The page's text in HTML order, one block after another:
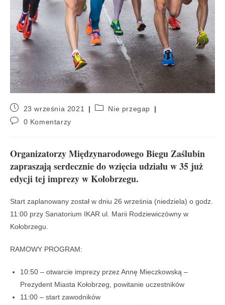
23 września 2021
Nie przegap
0 Komentarzy
Organizatorzy Międzynarodowego Biegu Zaślubin
zapraszają serdecznie do wzięcia udziału w 35 już
edycji tej imprezy w Kołobrzegu.
Start zaplanowany został w dniu 26 września (niedziela) o godz.
11:00 przy Sanatorium IKAR ul. Marii Rodziewiczówny w
Kołobrzegu.
RAMOWY PROGRAM:
10:50 – otwarcie imprezy przez Annę Mieczkowską –
Prezydent Miasta Kołobrzeg, powitanie uczestników
11:00 – start zawodników